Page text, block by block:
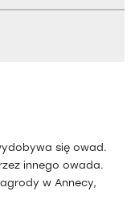
się owad.
innego owada.
w Annecy,